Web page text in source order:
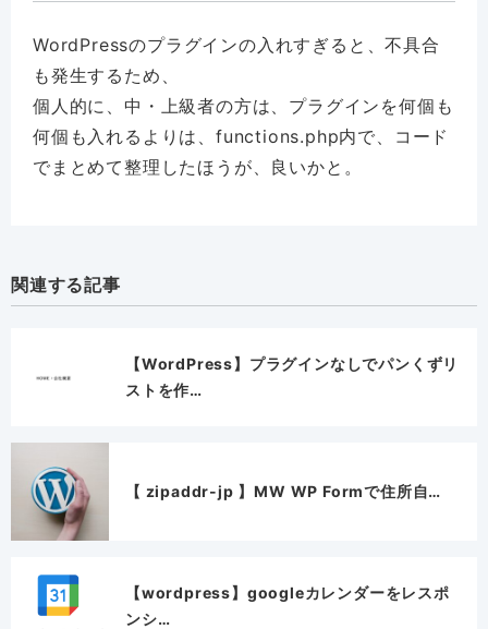
WordPressのプラグインの入れすぎると、不具合
も発生するため、
個人的に、中・上級者の方は、プラグインを何個も
何個も入れるよりは、functions.php内で、コード
でまとめて整理したほうが、良いかと。
関連する記事
【WordPress】プラグインなしでパンくずリ
ストを作…
【 zipaddr-jp 】MW WP Formで住所自…
【wordpress】googleカレンダーをレスポ
ンシ…